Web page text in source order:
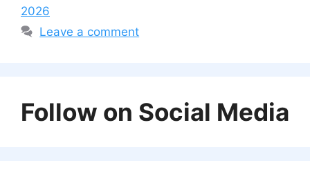
2026
Leave a comment
Follow on Social Media